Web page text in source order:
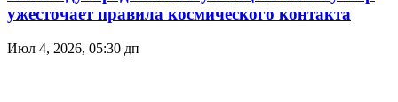
ужесточает правила космического контакта
Июл 4, 2026, 05:30 дп